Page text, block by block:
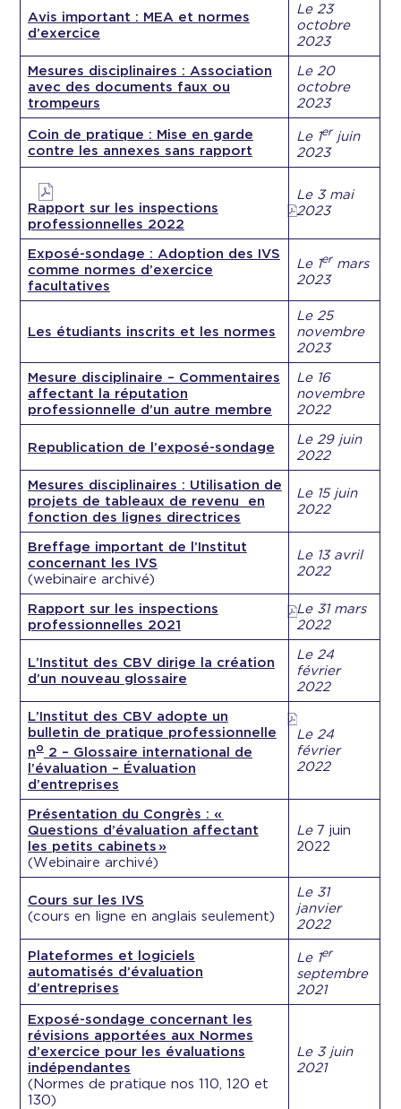
Avis important : MEA et normes
d’exercice
Le 23
octobre
2023
Mesures disciplinaires : Association
avec des documents faux ou
trompeurs
Le 20
octobre
2023
Coin de pratique : Mise en garde
contre les annexes sans rapport
Le 1erjuin
2023
Rapport sur les inspections
professionnelles 2022
Le 3 mai
2023
Exposé-sondage : Adoption des IVS
comme normes d’exercice
facultatives
Le 1ermars
2023
Les étudiants inscrits et les normes
Le 25
novembre
2023
Mesure disciplinaire – Commentaires
affectant la réputation
professionnelle d’un autre membre
Le 16
novembre
2022
Republication de l’exposé-sondage
Le 29 juin
2022
Mesures disciplinaires : Utilisation de
projets de tableaux de revenu en
fonction des lignes directrices
Le 15 juin
2022
Breffage important de l’Institut
concernant les IVS
(webinaire archivé)
Le 13 avril
2022
Rapport sur les inspections
professionnelles 2021
Le 31 mars
2022
L’Institut des CBV dirige la création
d’un nouveau glossaire
Le 24
février
2022
L’Institut des CBV adopte un
bulletin de pratique professionnelle
no2 – Glossaire international de
l’évaluation – Évaluation
d’entreprises
Le 24
février
2022
Présentation du Congrès : «
Questions d’évaluation affectant
les petits cabinets »
(Webinaire archivé)
Le 7 juin
2022
Cours sur les IVS
(cours en ligne en anglais seulement)
Le 31
janvier
2022
Plateformes et logiciels
automatisés d’évaluation
d’entreprises
Le 1er
septembre
2021
Exposé-sondage concernant les
révisions apportées aux Normes
d’exercice pour les évaluations
indépendantes
(Normes de pratique nos 110, 120 et
130)
Le 3 juin
2021